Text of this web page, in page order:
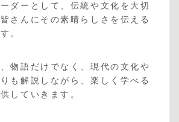
ダーとして、伝統や文化を大切
さんにその素晴らしさを伝える
。
物語だけでなく、現代の文化や
も解説しながら、楽しく学べる
していきます。